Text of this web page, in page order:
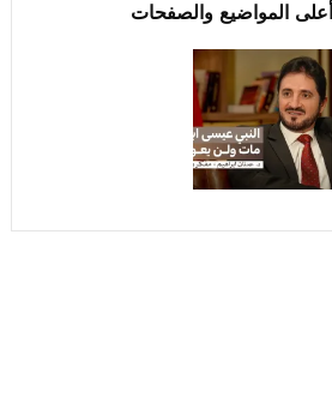
أعلى المواضيع والصفحات